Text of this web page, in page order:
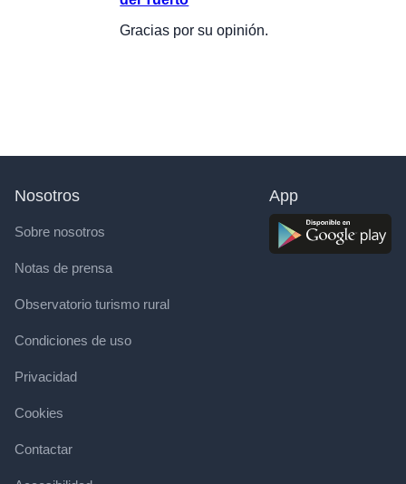
Gracias por su opinión.
Nosotros
Sobre nosotros
Notas de prensa
Observatorio turismo rural
Condiciones de uso
Privacidad
Cookies
Contactar
App